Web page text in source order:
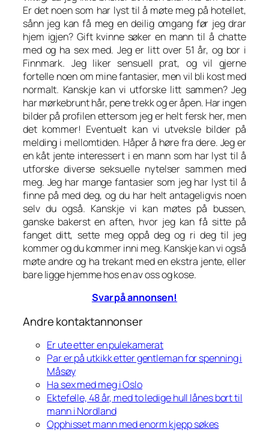
Er det noen som har lyst til å møte meg på hotellet,
sånn jeg kan få meg en deilig omgang før jeg drar
hjem igjen? Gift kvinne søker en mann til å chatte
med og ha sex med. Jeg er litt over 51 år, og bor i
Finnmark. Jeg liker sensuell prat, og vil gjerne
fortelle noen om mine fantasier, men vil bli kost med
normalt. Kanskje kan vi utforske litt sammen? Jeg
har mørkebrunt hår, pene trekk og er åpen. Har ingen
bilder på profilen ettersom jeg er helt fersk her, men
det kommer! Eventuelt kan vi utveksle bilder på
melding i mellomtiden. Håper å høre fra dere. Jeg er
en kåt jente interessert i en mann som har lyst til å
utforske diverse seksuelle nytelser sammen med
meg. Jeg har mange fantasier som jeg har lyst til å
finne på med deg, og du har helt antageligvis noen
selv du også. Kanskje vi kan møtes på bussen,
ganske bakerst en aften, hvor jeg kan få sitte på
fanget ditt, sette meg oppå deg og ri deg til jeg
kommer og du kommer inni meg. Kanskje kan vi også
møte andre og ha trekant med en ekstra jente, eller
bare ligge hjemme hos en av oss og kose.
Svar på annonsen!
Andre kontaktannonser
Er ute etter en pulekamerat
Par er på utkikk etter gentleman for spenning i
Måsøy
Ha sex med meg i Oslo
Ektefelle, 48 år, med to ledige hull lånes bort til
mann i Nordland
Opphisset mann med enorm kjepp søkes